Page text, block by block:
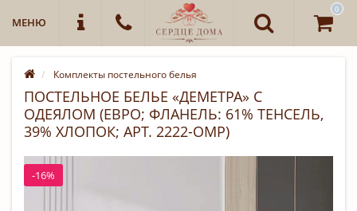
МЕНЮ
0
Комплекты постельного белья
ПОСТЕЛЬНОЕ БЕЛЬЕ «ДЕМЕТРА» С
ОДЕЯЛОМ (ЕВРО; ФЛАНЕЛЬ: 61% ТЕНСЕЛЬ,
39% ХЛОПОК; АРТ. 2222-OMP)
-16%